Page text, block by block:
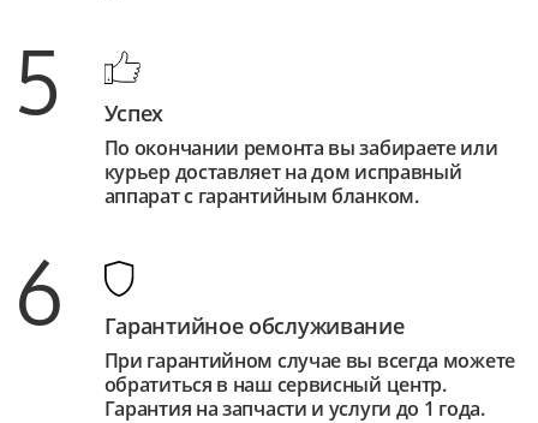
5 Успех
По окончании ремонта вы забираете или
курьер доставляет на дом исправный
аппарат с гарантийным бланком.
6 Гарантийное обслуживание
При гарантийном случае вы всегда можете
обратиться в наш сервисный центр.
Гарантия на запчасти и услуги до 1 года.